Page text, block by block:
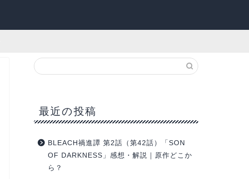
最近の投稿
BLEACH禍進譚 第2話（第42話）「SON
OF DARKNESS」感想・解説｜原作どこか
ら？